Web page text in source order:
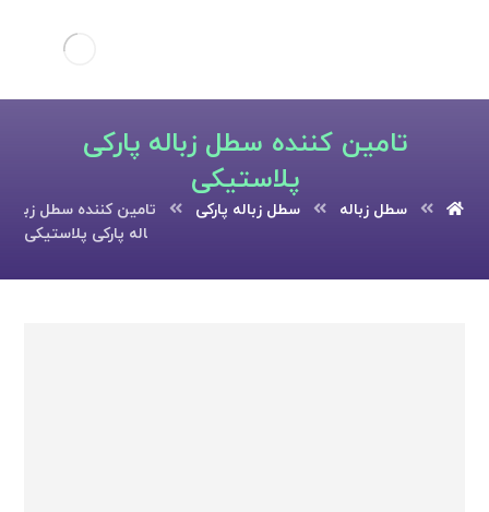
تامین کننده سطل زباله پارکی
پلاستیکی
سطل زباله سطل زباله پارکی
تامین کننده سطل زب
اله پارکی پلاستیکی